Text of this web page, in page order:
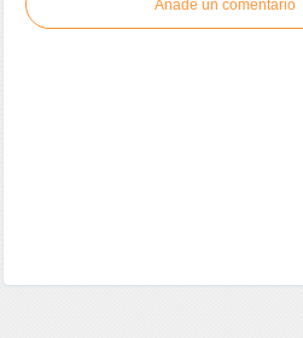
Añade un comentario